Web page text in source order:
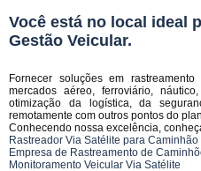
Você está no local ideal
Gestão Veicular.
Fornecer soluções em
mercados aéreo, ferroviário,
otimização da logística, da
remotamente com outros pontos do
Conhecendo nossa excelência,
Rastreador Via Satélite para Caminhão
Empresa de Rastreamento de
Monitoramento Veicular Via Satélite